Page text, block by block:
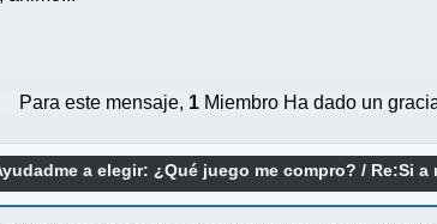
Para este mensaje, 1 Miembro Ha dado un
a elegir: ¿Qué juego me compro? / Re:Si a